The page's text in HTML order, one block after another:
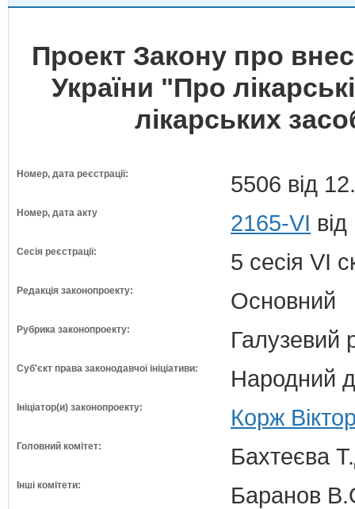
Проект Закону про
України "Про
лікарських
Номер, дата реєстрації: 5506 від
Номер, дата акту 2165-VI
Сесія реєстрації: 5 сесія VI
Редакція законопроекту: Основний
Рубрика законопроекту: Галузевий
Суб'єкт права законодавчої ініціативи: Народний
Ініціатор(и) законопроекту: Корж
Головний комітет: Бахтеєва
Інші комітети:
Баранов